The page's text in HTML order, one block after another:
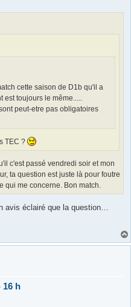
cette saison de D1b qu'il a
toujours le même.....
peut-etre pas obligatoires
TEC ?
c'est passé vendredi soir et mon
ta question est juste là pour foutre
qui me concerne. Bon match.
avis éclairé que la question…
16 h